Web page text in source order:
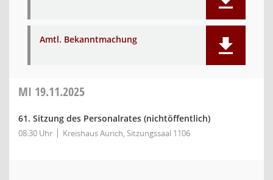
Amtl. Bekanntmachung
MI 19.11.2025
61. Sitzung des Personalrates (nichtöffentlich)
08:30 Uhr Kreishaus Aurich, Sitzungssaal 1106